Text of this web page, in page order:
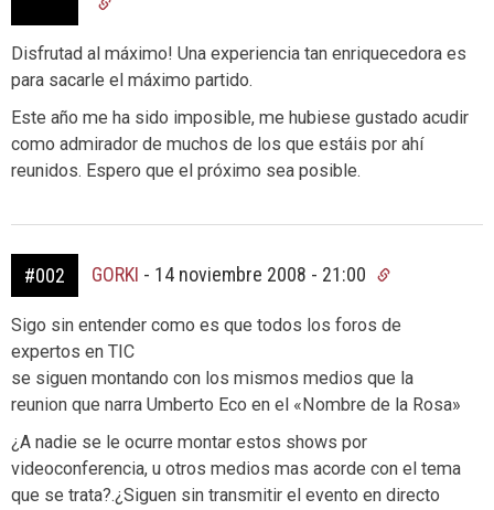
Disfrutad al máximo! Una experiencia tan enriquecedora es
para sacarle el máximo partido.
Este año me ha sido imposible, me hubiese gustado acudir
como admirador de muchos de los que estáis por ahí
reunidos. Espero que el próximo sea posible.
#002 GORKI - 14 noviembre 2008 - 21:00
Sigo sin entender como es que todos los foros de
expertos en TIC
se siguen montando con los mismos medios que la
reunion que narra Umberto Eco en el «Nombre de la Rosa»
¿A nadie se le ocurre montar estos shows por
videoconferencia, u otros medios mas acorde con el tema
que se trata?.¿Siguen sin transmitir el evento en directo